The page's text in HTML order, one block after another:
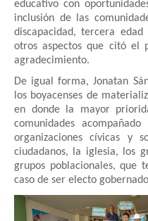
educativo con
inclusión de las
discapacidad, tercera
otros aspectos que citó el
agradecimiento.
De igual forma, Jonatan
los boyacenses de
en donde la mayor
comunidades
organizaciones cívicas y
ciudadanos, la iglesia, los
grupos poblacionales, que
caso de ser electo